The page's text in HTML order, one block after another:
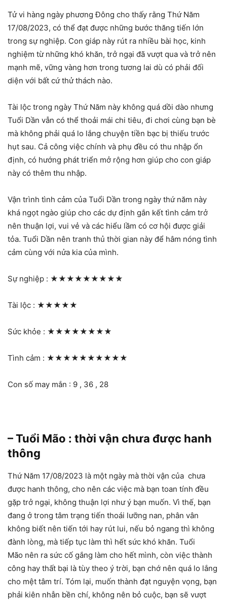
Tử vi hàng ngày phương Đông cho thấy rằng Thứ Năm
17/08/2023, có thể đạt được những bước thăng tiến lớn
trong sự nghiệp. Con giáp này rút ra nhiều bài học, kinh
nghiệm từ những khó khăn, trở ngại đã vượt qua và trở nên
mạnh mẽ, vững vàng hơn trong tương lai dù có phải đối
diện với bất cứ thử thách nào.
Tài lộc trong ngày Thứ Năm này không quá dồi dào nhưng
Tuổi Dần vẫn có thể thoải mái chi tiêu, đi chơi cùng bạn bè
mà không phải quá lo lắng chuyện tiền bạc bị thiếu trước
hụt sau. Cả công việc chính và phụ đều có thu nhập ổn
định, có hướng phát triển mở rộng hơn giúp cho con giáp
này có thêm thu nhập.
Vận trình tình cảm của Tuổi Dần trong ngày thứ năm này
khá ngọt ngào giúp cho các dự định gắn kết tình cảm trở
nên thuận lợi, vui vẻ và các hiểu lầm có cơ hội được giải
tỏa. Tuổi Dần nên tranh thủ thời gian này để hâm nóng tình
cảm cùng với nửa kia của mình.
Sự nghiệp : ★★★★★★★★★
Tài lộc : ★★★★★
Sức khỏe : ★★★★★★★★
Tình cảm : ★★★★★★★★★★
Con số may mắn : 9 , 36 , 28
– Tuổi Mão : thời vận chưa được hanh
thông
Thứ Năm 17/08/2023 là một ngày mà thời vận của chưa
được hanh thông, cho nên các việc mà bạn toan tính đều
gặp trở ngại, không thuận lợi như ý bạn muốn. Vì thế, bạn
đang ở trong tâm trạng tiến thoái lưỡng nan, phân vân
không biết nên tiến tới hay rút lui, nếu bỏ ngang thì không
đành lòng, mà tiếp tục làm thì hết sức khó khăn. Tuổi
Mão nên ra sức cố gắng làm cho hết mình, còn việc thành
công hay thất bại là tùy theo ý trời, bạn chớ nên quá lo lắng
cho mệt tâm trí. Tóm lại, muốn thành đạt nguyện vọng, bạn
phải kiên nhẫn bền chí, không nên bỏ cuộc, bạn sẽ vượt